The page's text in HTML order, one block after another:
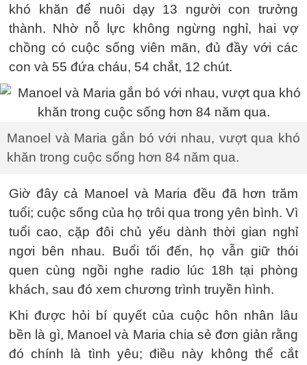
khó khăn để nuôi dạy 13 người con trưởng
thành. Nhờ nỗ lực không ngừng nghỉ, hai vợ
chồng có cuộc sống viên mãn, đủ đầy với các
con và 55 đứa cháu, 54 chắt, 12 chút.
Manoel và Maria gắn bó với nhau, vượt qua khó
khăn trong cuộc sống hơn 84 năm qua.
Giờ đây cả Manoel và Maria đều đã hơn trăm
tuổi; cuộc sống của họ trôi qua trong yên bình. Vì
tuổi cao, cặp đôi chủ yếu dành thời gian nghỉ
ngơi bên nhau. Buổi tối đến, họ vẫn giữ thói
quen cùng ngồi nghe radio lúc 18h tại phòng
khách, sau đó xem chương trình truyền hình.
Khi được hỏi bí quyết của cuộc hôn nhân lâu
bền là gì, Manoel và Maria chia sẻ đơn giản rằng
đó chính là tình yêu; điều này không thể cắt